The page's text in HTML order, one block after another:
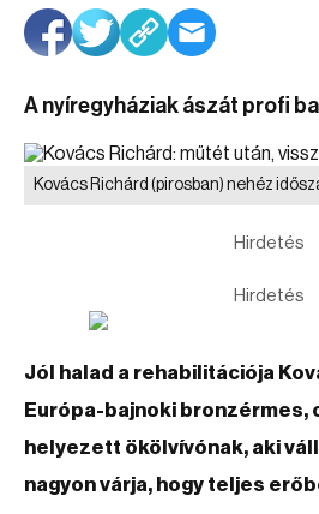
A nyíregyháziak ászát profi
Kovács Richárd (pirosban) nehéz
Hirdetés
Hirdetés
Jól halad a rehabilitációja
Európa-bajnoki bronzérmes,
helyezett ökölvívónak, aki
nagyon várja, hogy teljes